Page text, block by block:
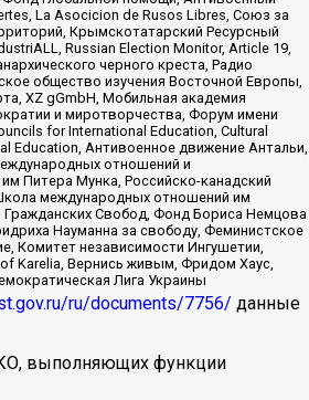
La Asocicion de Rusos Libres, Союз за
Крымскотатарский Ресурсный
Russian Election Monitor, Article 19,
черного креста, Радио
общество изучения Восточной Европы,
XZ gGmbH, Мобильная академия
и миротворчества, Форум имени
for International Education, Cultural
Education, Антивоенное движение Антальи,
отношений и
Питера Мунка, Российско-канадский
международных отношений им
Свобод, Фонд Бориса Немцова
Науманна за свободу, Феминистское
Комитет независимости Ингушетии,
Karelia, Вернись живым, Фридом Хаус,
Лига Украины
ru/documents/7756/ данные
выполняющих функции